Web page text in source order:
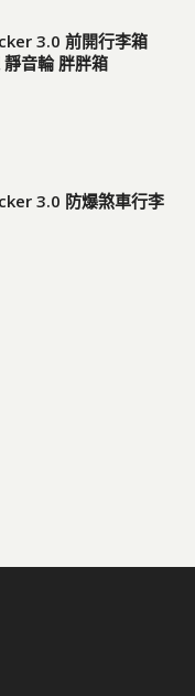
3.0 前開行李箱
音輪 胖胖箱
3.0 防爆煞車行李